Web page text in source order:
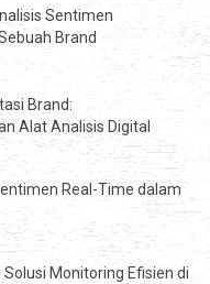
Sentimen
Brand
Brand:
Alat Analisis Digital
Real-Time dalam
Monitoring Efisien di